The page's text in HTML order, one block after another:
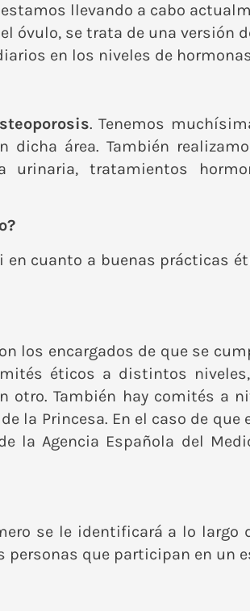
llevando a cabo
óvulo, se trata de una versión
en los niveles de
. Tenemos
área. También
tratamientos
cuanto a buenas prácticas
los encargados de que se
éticos a distintos
También hay comités a
la Princesa. En el caso de que
la Agencia Española del
se le identificará a lo largo
que participan en un